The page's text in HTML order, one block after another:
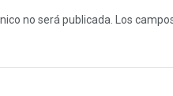
no será publicada. Los